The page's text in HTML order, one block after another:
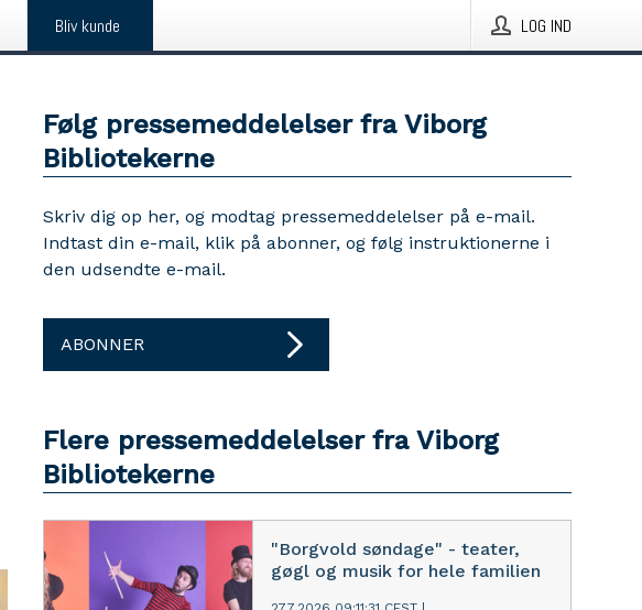
Bliv kunde LOG IND
Følg pressemeddelelser fra Viborg
Bibliotekerne
Skriv dig op her, og modtag pressemeddelelser på e-mail.
Indtast din e-mail, klik på abonner, og følg instruktionerne i
den udsendte e-mail.
ABONNER
Flere pressemeddelelser fra Viborg
Bibliotekerne
"Borgvold søndage" - teater,
gøgl og musik for hele familien